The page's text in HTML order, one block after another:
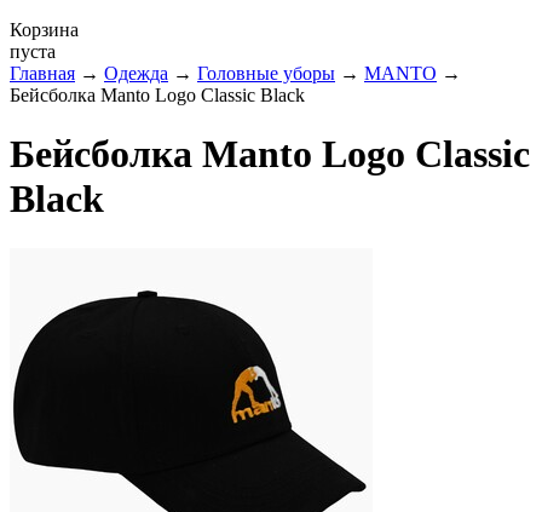
Корзина
пуста
Главная → Одежда → Головные уборы → MANTO →
Бейсболка Manto Logo Classic Black
Бейсболка Manto Logo Classic
Black